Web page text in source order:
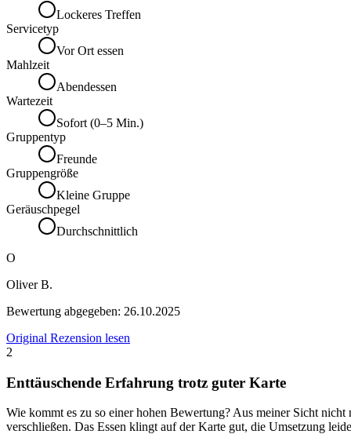
Lockeres Treffen
Servicetyp
Vor Ort essen
Mahlzeit
Abendessen
Wartezeit
Sofort (0–5 Min.)
Gruppentyp
Freunde
Gruppengröße
Kleine Gruppe
Geräuschpegel
Durchschnittlich
O
Oliver B.
Bewertung abgegeben: 26.10.2025
Original Rezension lesen
2
Enttäuschende Erfahrung trotz guter Karte
Wie kommt es zu so einer hohen Bewertung? Aus meiner Sicht
verschließen. Das Essen klingt auf der Karte gut, die Umsetzung